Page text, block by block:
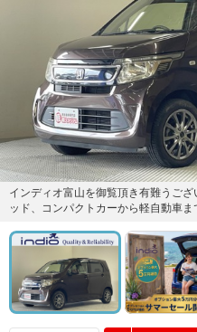
インディオ富山を御覧頂き有難うご
ッド、コンパクトカーから軽自動車